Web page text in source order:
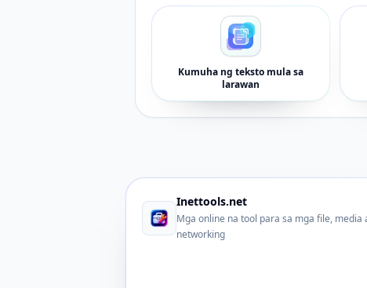
Kumuha ng teksto mula sa
larawan
Inettools.net
Mga online na tool para sa mga file, media
networking